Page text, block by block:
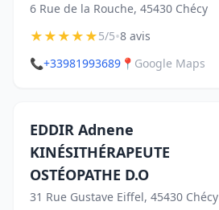
6 Rue de la Rouche, 45430 Chécy
★★★★★5/5•8 avis
📞+33981993689 📍 Google Maps
EDDIR Adnene
KINÉSITHÉRAPEUTE
OSTÉOPATHE D.O
31 Rue Gustave Eiffel, 45430 Chécy